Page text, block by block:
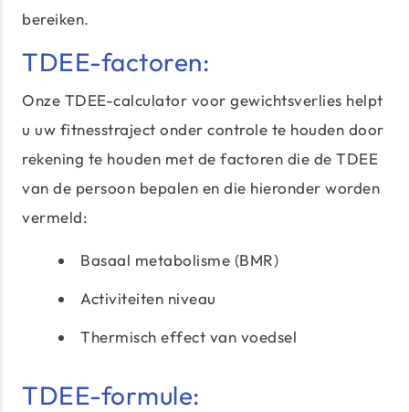
bereiken.
TDEE-factoren:
Onze TDEE-calculator voor gewichtsverlies helpt
u uw fitnesstraject onder controle te houden door
rekening te houden met de factoren die de TDEE
van de persoon bepalen en die hieronder worden
vermeld:
Basaal metabolisme (BMR)
Activiteiten niveau
Thermisch effect van voedsel
TDEE-formule: